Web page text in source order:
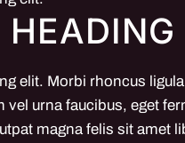
elit. Morbi rhoncus
urna faucibus, eget
magna felis sit amet